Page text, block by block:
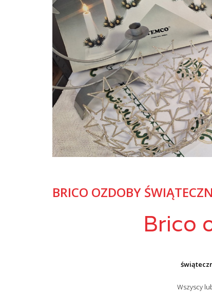
BRICO OZDOBY
Brico
Wszyscy